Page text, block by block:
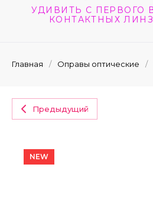
УДИВИТЬ С ПЕРВОГО
КОНТАКТНЫХ
Главная / Оправы оптические /
Предыдущий
NEW